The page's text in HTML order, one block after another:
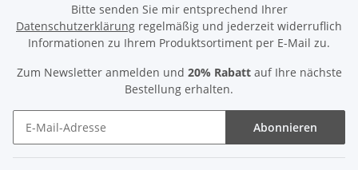
Bitte senden Sie mir entsprechend Ihrer
Datenschutzerklärung regelmäßig und jederzeit widerruflich
Informationen zu Ihrem Produktsortiment per E-Mail zu.
Zum Newsletter anmelden und 20% Rabattauf Ihre nächste
Bestellung erhalten.
Abonnieren